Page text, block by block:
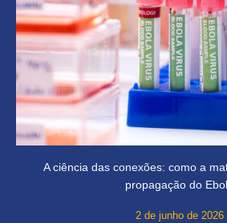
A ciência das conexões: como a
propagação do
2 de junho de 2026